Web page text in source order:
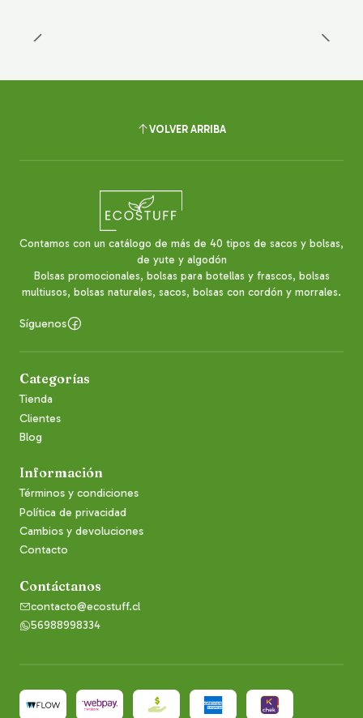
VOLVER ARRIBA
Contamos con un catálogo de más de 40 tipos de sacos y bolsas,
de yute y algodón
Bolsas promocionales, bolsas para botellas y frascos, bolsas
multiusos, bolsas naturales, sacos, bolsas con cordón y morrales.
Síguenos
Categorías
Tienda
Clientes
Blog
Información
Términos y condiciones
Política de privacidad
Cambios y devoluciones
Contacto
Contáctanos
contacto@ecostuff.cl
56988998334